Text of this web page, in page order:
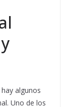
algunos
Uno de los